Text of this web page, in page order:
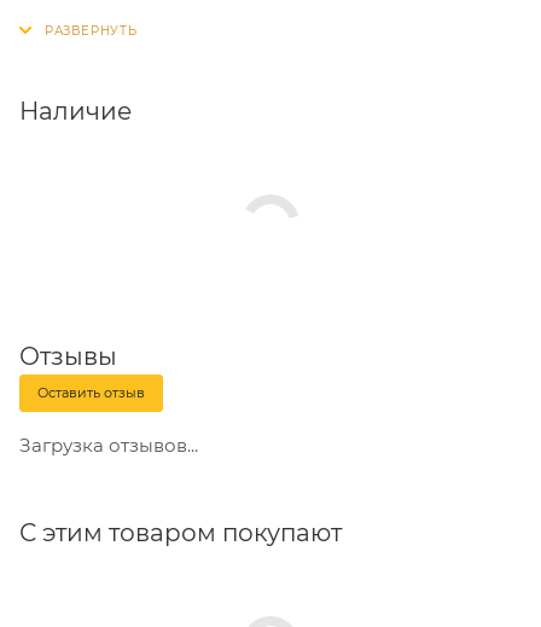
Наличие кнопки ТЕСТ для проверки
Быстрый монтаж с помощью защелки с двойным
Наличие
Отзывы
Оставить отзыв
Загрузка отзывов...
С этим товаром покупают